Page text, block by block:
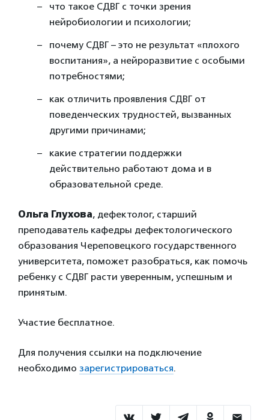
что такое СДВГ с точки зрения
нейробиологии и психологии;
почему СДВГ – это не результат «плохого
воспитания», а нейроразвитие с особыми
потребностями;
как отличить проявления СДВГ от
поведенческих трудностей, вызванных
другими причинами;
какие стратегии поддержки
действительно работают дома и в
образовательной среде.
Ольга Глухова, дефектолог, старший
преподаватель кафедры дефектологического
образования Череповецкого государственного
университета, поможет разобраться, как помочь
ребенку с СДВГ расти уверенным, успешным и
принятым.
Участие бесплатное.
Для получения ссылки на подключение
необходимо зарегистрироваться.